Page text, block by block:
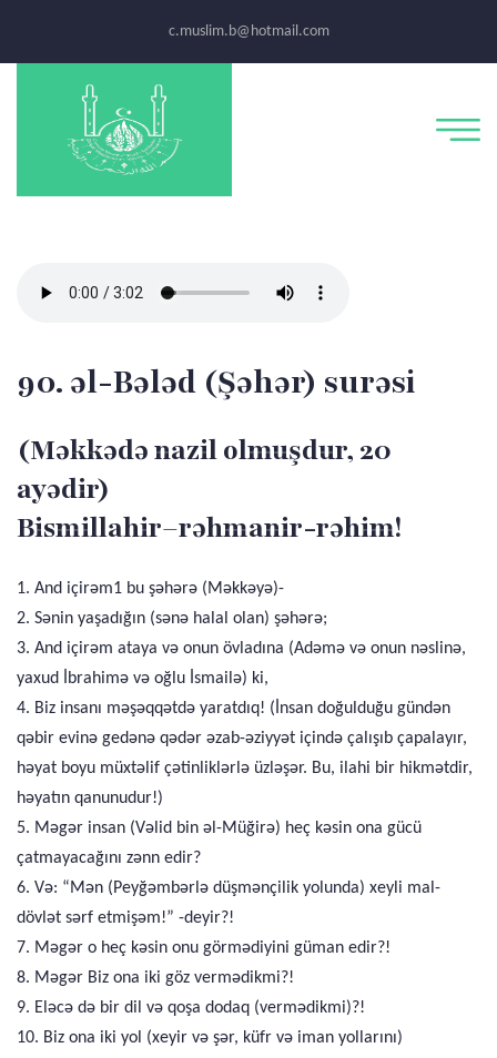
c.muslim.b@hotmail.com
90. əl-Bələd (Şəhər) surəsi
(Məkkədə nazil olmuşdur, 20
ayədir)
Bismillahir–rəhmanir-rəhim!
1. And içirəm1 bu şəhərə (Məkkəyə)-
2. Sənin yaşadığın (sənə halal olan) şəhərə;
3. And içirəm ataya və onun övladına (Adəmə və onun nəslinə,
yaxud İbrahimə və oğlu İsmailə) ki,
4. Biz insanı məşəqqətdə yaratdıq! (İnsan doğulduğu gündən
qəbir evinə gedənə qədər əzab-əziyyət içində çalışıb çapalayır,
həyat boyu müxtəlif çətinliklərlə üzləşər. Bu, ilahi bir hikmətdir,
həyatın qanunudur!)
5. Məgər insan (Vəlid bin əl-Müğirə) heç kəsin ona gücü
çatmayacağını zənn edir?
6. Və: “Mən (Peyğəmbərlə düşmənçilik yolunda) xeyli mal-
dövlət sərf etmişəm!” -deyir?!
7. Məgər o heç kəsin onu görmədiyini güman edir?!
8. Məgər Biz ona iki göz vermədikmi?!
9. Eləcə də bir dil və qoşa dodaq (vermədikmi)?!
10. Biz ona iki yol (xeyir və şər, küfr və iman yollarını)